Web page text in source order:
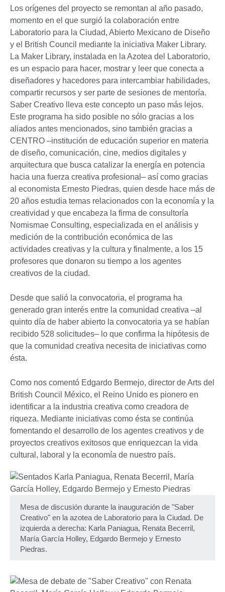
Los orígenes del proyecto se remontan al año pasado,
momento en el que surgió la colaboración entre
Laboratorio para la Ciudad, Abierto Mexicano de Diseño
y el British Council mediante la iniciativa Maker Library.
La Maker Library, instalada en la Azotea del Laboratorio,
es un espacio para hacer, mostrar y leer que conecta a
diseñadores y hacedores para intercambiar habilidades,
compartir recursos y ser parte de sesiones de mentoría.
Saber Creativo lleva este concepto un paso más lejos.
Este programa ha sido posible no sólo gracias a los
aliados antes mencionados, sino también gracias a
CENTRO –institución de educación superior en materia
de diseño, comunicación, cine, medios digitales y
arquitectura que busca catalizar la energía en potencia
hacia una fuerza creativa profesional– así como gracias
al economista Ernesto Piedras, quien desde hace más de
20 años estudia temas relacionados con la economía y la
creatividad y que encabeza la firma de consultoría
Nomismae Consulting, especializada en el análisis y
medición de la contribución económica de las
actividades creativas y la cultura y finalmente, a los 15
profesores que donaron su tiempo a los agentes
creativos de la ciudad.
Desde que salió la convocatoria, el programa ha
generado gran interés entre la comunidad creativa –al
quinto día de haber abierto la convocatoria ya se habían
recibido 528 solicitudes– lo que confirma la hipótesis de
que la comunidad creativa necesita de iniciativas como
ésta.
Como nos comentó Edgardo Bermejo, director de Arts del
British Council México, el Reino Unido es pionero en
identificar a la industria creativa como creadora de
riqueza. Mediante iniciativas como ésta se continúa
fomentando el desarrollo de los agentes creativos y de
proyectos creativos exitosos que enriquezcan la vida
cultural, laboral y la economía de nuestro país.
Mesa de discusión durante la inauguración de "Saber
Creativo" en la azotea de Laboratorio para la Ciudad. De
izquierda a derecha: Karla Paniagua, Renata Becerril,
María García Holley, Edgardo Bermejo y Ernesto
Piedras.